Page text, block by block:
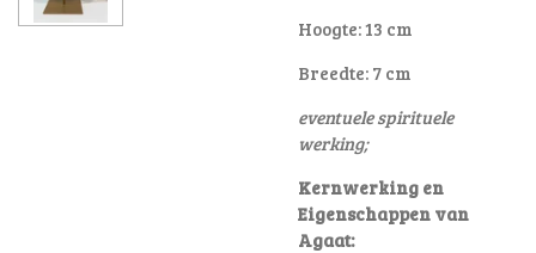
Hoogte: 13 cm
Breedte: 7 cm
eventuele spirituele
werking;
Kernwerking en
Eigenschappen van
Agaat: